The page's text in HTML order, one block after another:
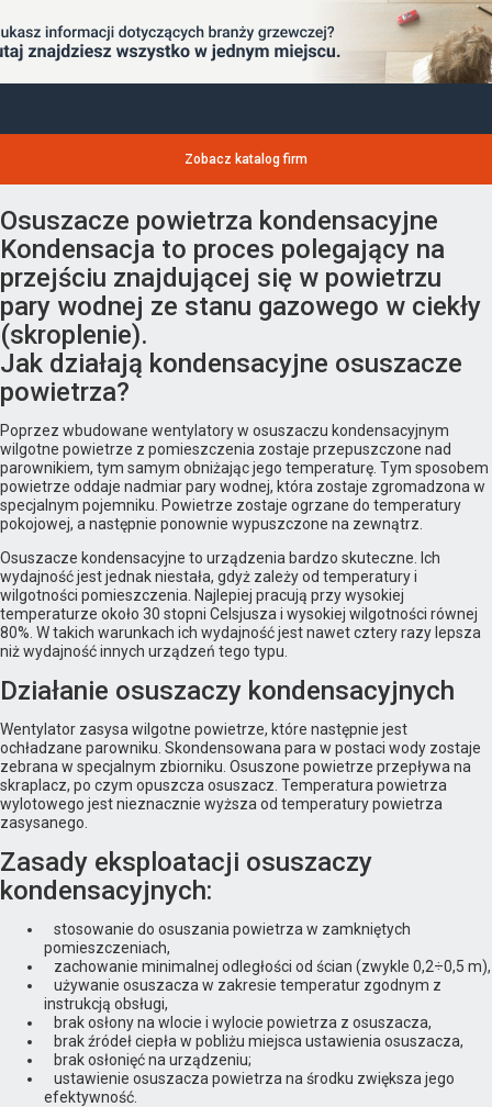
Zobacz katalog firm
Osuszacze powietrza kondensacyjne
Kondensacja to proces polegający na
przejściu znajdującej się w powietrzu
pary wodnej ze stanu gazowego w ciekły
(skroplenie).
Jak działają kondensacyjne osuszacze
powietrza?
Poprzez wbudowane wentylatory w osuszaczu kondensacyjnym
wilgotne powietrze z pomieszczenia zostaje przepuszczone nad
parownikiem, tym samym obniżając jego temperaturę. Tym sposobem
powietrze oddaje nadmiar pary wodnej, która zostaje zgromadzona w
specjalnym pojemniku. Powietrze zostaje ogrzane do temperatury
pokojowej, a następnie ponownie wypuszczone na zewnątrz.
Osuszacze kondensacyjne to urządzenia bardzo skuteczne. Ich
wydajność jest jednak niestała, gdyż zależy od temperatury i
wilgotności pomieszczenia. Najlepiej pracują przy wysokiej
temperaturze około 30 stopni Celsjusza i wysokiej wilgotności równej
80%. W takich warunkach ich wydajność jest nawet cztery razy lepsza
niż wydajność innych urządzeń tego typu.
Działanie osuszaczy kondensacyjnych
Wentylator zasysa wilgotne powietrze, które następnie jest
ochładzane parowniku. Skondensowana para w postaci wody zostaje
zebrana w specjalnym zbiorniku. Osuszone powietrze przepływa na
skraplacz, po czym opuszcza osuszacz. Temperatura powietrza
wylotowego jest nieznacznie wyższa od temperatury powietrza
zasysanego.
Zasady eksploatacji osuszaczy
kondensacyjnych:
stosowanie do osuszania powietrza w zamkniętych
pomieszczeniach,
zachowanie minimalnej odległości od ścian (zwykle 0,2÷0,5 m),
używanie osuszacza w zakresie temperatur zgodnym z
instrukcją obsługi,
brak osłony na wlocie i wylocie powietrza z osuszacza,
brak źródeł ciepła w pobliżu miejsca ustawienia osuszacza,
brak osłonięć na urządzeniu;
ustawienie osuszacza powietrza na środku zwiększa jego
efektywność.